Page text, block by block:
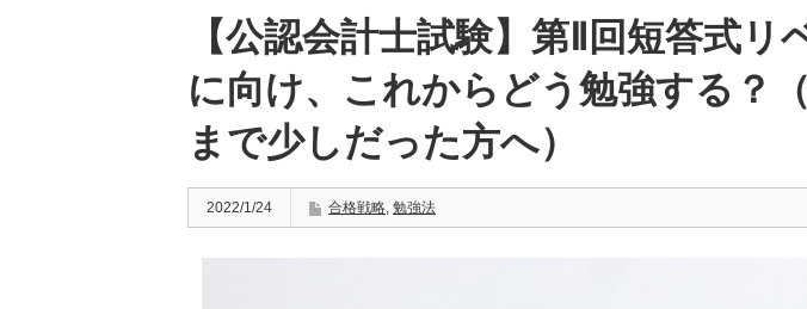
【公認会計士試験】第Ⅱ回短答式リ
に向け、これからどう勉強する？
まで少しだった方へ）
2022/1/24 合格戦略, 勉強法